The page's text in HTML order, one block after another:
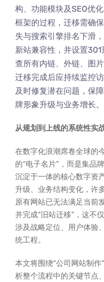
构、功能模块及SEO优
框架的过程，迁移需确
失与搜索引擎排名下滑
新站兼容性，并设置
查所有内链、外链、图
迁移完成后应持续监控
及时修复潜在问题，保
牌形象升级与业务增长。
从规划到上线的系统性实
在数字化浪潮席卷全球的
的“电子名片”，而是集品
沉淀于一体的核心数字资
升级、业务结构变化，许
原有网站已无法满足当前
并完成“旧站迁移”，这不
涉及战略定位、用户体验
统工程。
本文将围绕“公司网站制作
析整个流程中的关键节点